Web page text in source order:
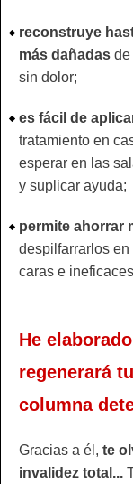
reconstruye
más dañadas de
sin dolor;
es fácil de
tratamiento en
esperar en las
y suplicar ayuda;
permite ahorrar
despilfarrarlos
caras e
He
regenerará
columna
Gracias a él, te
invalidez total...